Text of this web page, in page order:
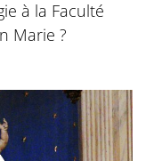
à la Faculté
Marie ?